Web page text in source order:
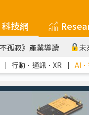
科技網
孤寂》產業導讀 未
｜ 行動．通訊．XR ｜ AI